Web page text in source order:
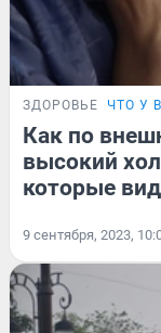
ЗДОРОВЬЕ ЧТО У
Как по
высокий
которые
9 сентября, 2023,